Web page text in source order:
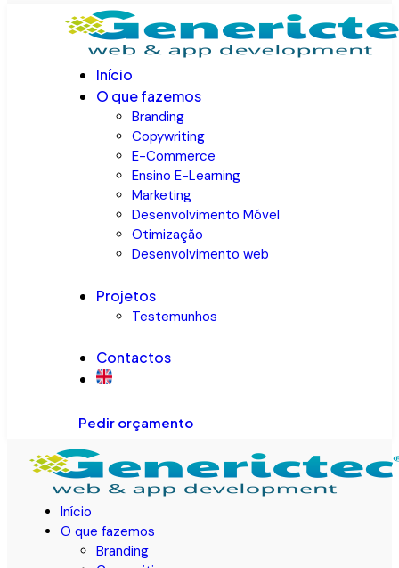
Início
O que fazemos
Branding
Copywriting
E-Commerce
Ensino E-Learning
Marketing
Desenvolvimento Móvel
Otimização
Desenvolvimento web
Projetos
Testemunhos
Contactos
Pedir orçamento
Início
O que fazemos
Branding